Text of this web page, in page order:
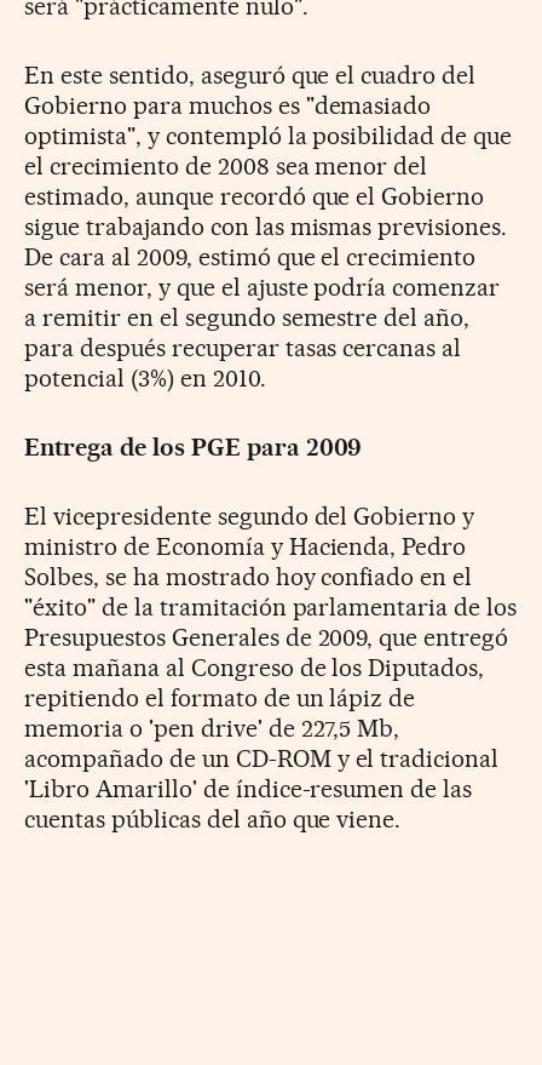
En este sentido, aseguró que el cuadro del
Gobierno para muchos es "demasiado
optimista", y contempló la posibilidad de que
el crecimiento de 2008 sea menor del
estimado, aunque recordó que el Gobierno
sigue trabajando con las mismas previsiones.
De cara al 2009, estimó que el crecimiento
será menor, y que el ajuste podría comenzar
a remitir en el segundo semestre del año,
para después recuperar tasas cercanas al
potencial (3%) en 2010.
Entrega de los PGE para 2009
El vicepresidente segundo del Gobierno y
ministro de Economía y Hacienda, Pedro
Solbes, se ha mostrado hoy confiado en el
"éxito" de la tramitación parlamentaria de los
Presupuestos Generales de 2009, que entregó
esta mañana al Congreso de los Diputados,
repitiendo el formato de un lápiz de
memoria o 'pen drive' de 227,5 Mb,
acompañado de un CD-ROM y el tradicional
'Libro Amarillo' de índice-resumen de las
cuentas públicas del año que viene.